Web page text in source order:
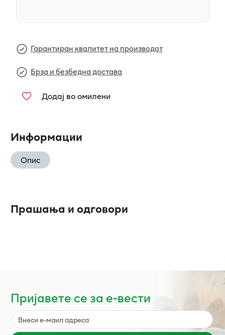
Гарантиран квалитет на производот
Брза и безбедна достава
Додај во омилени
Информации
Опис
Прашања и одговори
Пријавете се за е-вести